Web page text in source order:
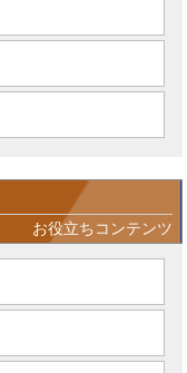
お役立ちコンテンツ